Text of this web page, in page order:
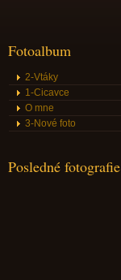
Fotoalbum
2-Vtáky
1-Cicavce
O mne
3-Nové foto
Posledné fotografie